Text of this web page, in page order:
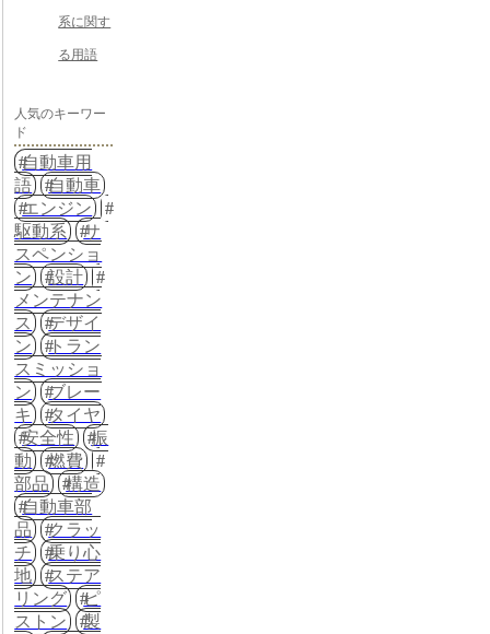
系に関す
る用語
人気のキーワー
ド
自動車用
語
自動車
エンジン
駆動系
サ
スペンショ
ン
設計
メンテナン
ス
デザイ
ン
トラン
スミッショ
ン
ブレー
キ
タイヤ
安全性
振
動
燃費
部品
構造
自動車部
品
クラッ
チ
乗り心
地
ステア
リング
ピ
ストン
製